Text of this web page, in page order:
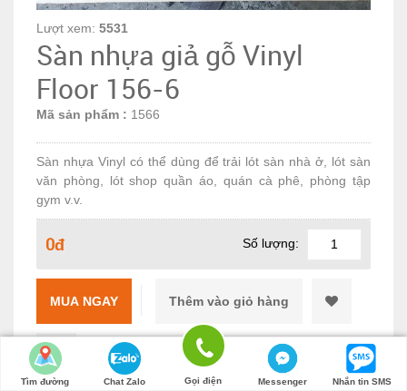
Lượt xem: 5531
Sàn nhựa giả gỗ Vinyl
Floor 156-6
Mã sản phẩm : 1566
Sàn nhựa Vinyl có thể dùng để trải lót sàn nhà ở, lót sàn
văn phòng, lót shop quần áo, quán cà phê, phòng tập
gym v.v.
0đ Số lượng:
MUA NGAY
Tìm đường Chat Zalo Gọi điện Messenger Nhắn tin SMS